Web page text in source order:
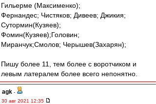
Гильерме (Максименко);
Фернандес; Чистяков; Дивеев; Джикия;
Сутормин(Кузяев);
Фомин(Кузяев);Головин;
Миранчук;Смолов; Черышев(Захарян);
Пишу более 11, тем более с воротчиком и
левым латералем более всего непонятно.
agk -
30 авг 2021 12:35